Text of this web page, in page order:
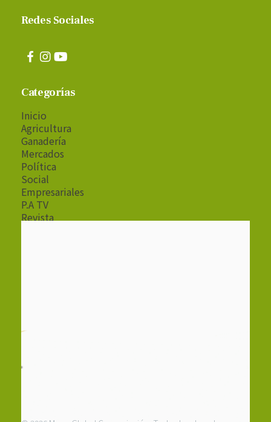
Redes Sociales
Categorías
Inicio
Agricultura
Ganadería
Mercados
Política
Social
Empresariales
P.A TV
Revista